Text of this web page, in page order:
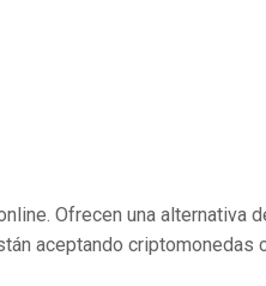
Ofrecen una alternativa
aceptando criptomonedas